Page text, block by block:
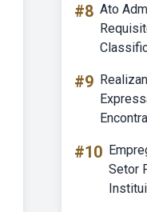
#8 Ato
#9
#10
Setor